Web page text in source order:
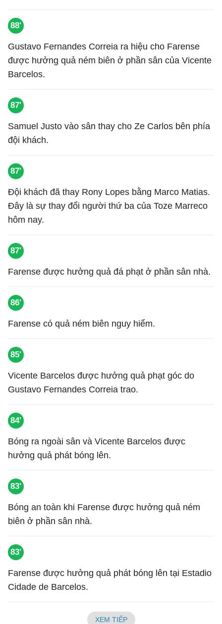
88'
Gustavo Fernandes Correia ra hiệu cho Farense
được hưởng quả ném biên ở phần sân của Vicente
Barcelos.
87'
Samuel Justo vào sân thay cho Ze Carlos bên phía
đội khách.
87'
Đội khách đã thay Rony Lopes bằng Marco Matias.
Đây là sự thay đổi người thứ ba của Toze Marreco
hôm nay.
87'
Farense được hưởng quả đá phạt ở phần sân nhà.
86'
Farense có quả ném biên nguy hiểm.
85'
Vicente Barcelos được hưởng quả phạt góc do
Gustavo Fernandes Correia trao.
84'
Bóng ra ngoài sân và Vicente Barcelos được
hưởng quả phát bóng lên.
83'
Bóng an toàn khi Farense được hưởng quả ném
biên ở phần sân nhà.
83'
Farense được hưởng quả phát bóng lên tại Estadio
Cidade de Barcelos.
XEM TIẾP